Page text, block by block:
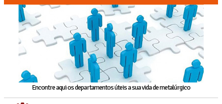
Encontre aqui os departamentos úteis a sua vida de metalúrgico